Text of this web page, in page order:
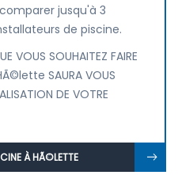
jusqu'à 3
de piscine.
VOUS SOUHAITEZ FAIRE
SAURA VOUS
DE VOTRE
À HÃ©LETTE